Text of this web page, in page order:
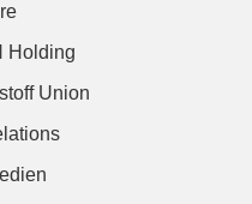
Holding
Union